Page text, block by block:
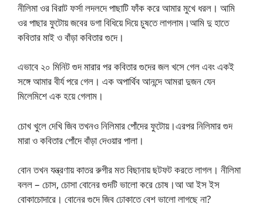
নীলিমা ওর বিরাট ফর্সা লদলদে পাছাটি ফাঁক করে আমার মুখে ধরল। আমি
ওর পাছার ফুটোয় জবের ডগা বিধিয়ে দিয়ে চুষতে লাগলাম।আমি দু হাতে
কবিতার মাই ও বাঁড়া কবিতার গুদে।
এভাবে ২০ মিনিট গুদ মারার পর কবিতার গুদের জল খসে গেল এবং একই
সঙ্গে আমার বীর্য পরে গেল। এক অপার্থিব আনন্দে আমরা দুজন যেন
মিলেমিশে এক হয়ে গেলাম।
চোখ খুলে দেখি জিব তখনও নিলিমার পোঁদের ফুটোয়।এরপর নিলিমার গুদ
মারা ও কবিতার পোঁদে বাঁড়া দেওয়ার পালা।
বোন তখন যন্ত্রণায় কাতর রুগীর মত বিছানায় ছটফট করতে লাগল। নীলিমা
বলল – চোস, চোসা বোনের গুদটি ভালো করে চোষ।আ আ ইস ইস
বোকাচোদারে। বোনের গুদে জিব ঢোকাতে বেশ ভালো লাগছে না?